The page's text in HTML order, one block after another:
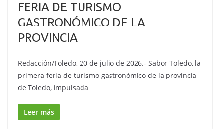
FERIA DE TURISMO
GASTRONÓMICO DE LA
PROVINCIA
Redacción/Toledo, 20 de julio de 2026.- Sabor Toledo, la
primera feria de turismo gastronómico de la provincia
de Toledo, impulsada
Leer más